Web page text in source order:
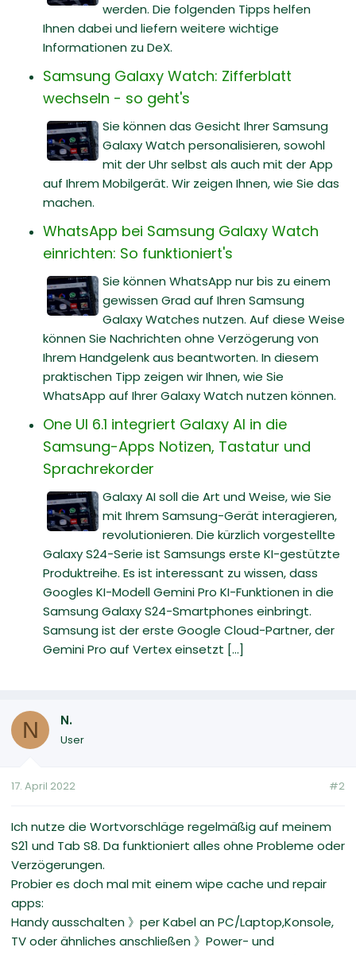
werden. Die folgenden Tipps helfen
Ihnen dabei und liefern weitere wichtige
Informationen zu DeX.
Samsung Galaxy Watch: Zifferblatt
wechseln - so geht's
Sie können das Gesicht Ihrer Samsung
Galaxy Watch personalisieren, sowohl
mit der Uhr selbst als auch mit der App
auf Ihrem Mobilgerät. Wir zeigen Ihnen, wie Sie das
machen.
WhatsApp bei Samsung Galaxy Watch
einrichten: So funktioniert's
Sie können WhatsApp nur bis zu einem
gewissen Grad auf Ihren Samsung
Galaxy Watches nutzen. Auf diese Weise
können Sie Nachrichten ohne Verzögerung von
Ihrem Handgelenk aus beantworten. In diesem
praktischen Tipp zeigen wir Ihnen, wie Sie
WhatsApp auf Ihrer Galaxy Watch nutzen können.
One UI 6.1 integriert Galaxy AI in die
Samsung-Apps Notizen, Tastatur und
Sprachrekorder
Galaxy AI soll die Art und Weise, wie Sie
mit Ihrem Samsung-Gerät interagieren,
revolutionieren. Die kürzlich vorgestellte
Galaxy S24-Serie ist Samsungs erste KI-gestützte
Produktreihe. Es ist interessant zu wissen, dass
Googles KI-Modell Gemini Pro KI-Funktionen in die
Samsung Galaxy S24-Smartphones einbringt.
Samsung ist der erste Google Cloud-Partner, der
Gemini Pro auf Vertex einsetzt [...]
N N.
User
17. April 2022 #2
Ich nutze die Wortvorschläge regelmäßig auf meinem
S21 und Tab S8. Da funktioniert alles ohne Probleme oder
Verzögerungen.
Probier es doch mal mit einem wipe cache und repair
apps:
Handy ausschalten 》per Kabel an PC/Laptop,Konsole,
TV oder ähnliches anschließen 》Power- und